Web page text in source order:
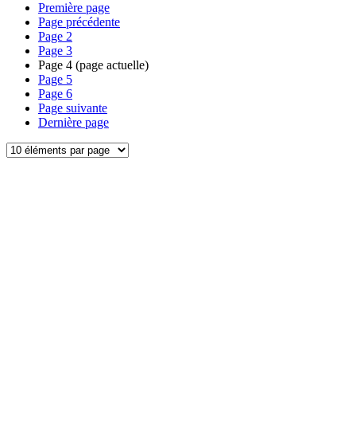
Première page
Page précédente
Page 2
Page 3
Page 4 (page actuelle)
Page 5
Page 6
Page suivante
Dernière page